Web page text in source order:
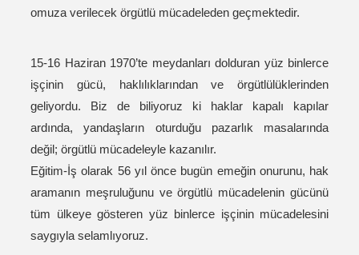
omuza verilecek örgütlü mücadeleden geçmektedir.
15-16 Haziran 1970’te meydanları dolduran yüz binlerce
işçinin gücü, haklılıklarından ve örgütlülüklerinden
geliyordu. Biz de biliyoruz ki haklar kapalı kapılar
ardında, yandaşların oturduğu pazarlık masalarında
değil; örgütlü mücadeleyle kazanılır.
Eğitim-İş olarak 56 yıl önce bugün emeğin onurunu, hak
aramanın meşruluğunu ve örgütlü mücadelenin gücünü
tüm ülkeye gösteren yüz binlerce işçinin mücadelesini
saygıyla selamlıyoruz.